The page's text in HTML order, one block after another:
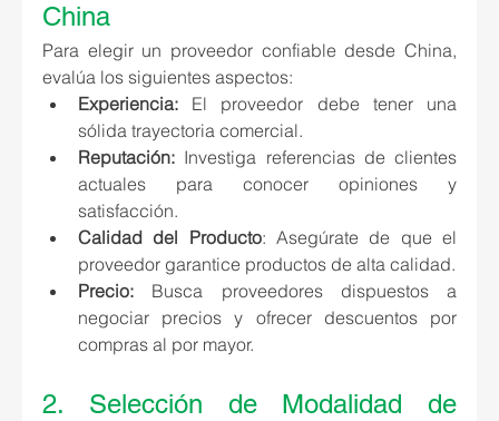
China
Para elegir un proveedor confiable desde China,
evalúa los siguientes aspectos:
Experiencia: El proveedor debe tener una
sólida trayectoria comercial.
Reputación: Investiga referencias de clientes
actuales para conocer opiniones y
satisfacción.
Calidad del Producto: Asegúrate de que el
proveedor garantice productos de alta calidad.
Precio: Busca proveedores dispuestos a
negociar precios y ofrecer descuentos por
compras al por mayor.
2. Selección de Modalidad de